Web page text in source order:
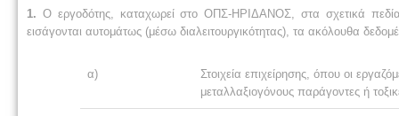
1. Ο εργοδότης, καταχωρεί στο ΟΠΣ-ΗΡΙΔΑΝΟΣ, στα σχετικά
εισάγονται αυτομάτως (μέσω διαλειτουργικότητας), τα ακόλουθα
α)
Στοιχεία επιχείρησης, όπου οι
μεταλλαξιογόνους παράγοντες ή